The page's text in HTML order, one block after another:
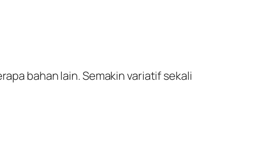
bahan lain. Semakin variatif sekali